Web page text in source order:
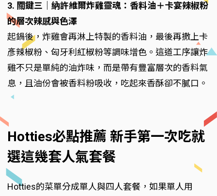
3. 關鍵三｜納許維爾炸雞靈魂：香料油＋卡宴辣椒粉
的層次辣感與色澤
起鍋後，炸雞會再淋上特製的香料油，最後再撒上卡
彥辣椒粉、匈牙利紅椒粉等調味增色。這道工序讓炸
雞不只是單純的油炸味，而是帶有豐富層次的香料氣
息，且油份會被香料粉吸收，吃起來香酥卻不膩口。
Hotties必點推薦 新手第一次吃就
選這幾套人氣套餐
Hotties的菜單分成單人與四人套餐，如果單人用